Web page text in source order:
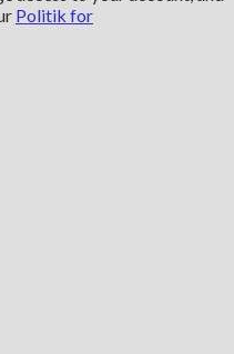
Politik for